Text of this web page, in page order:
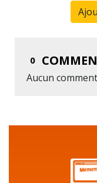
0
Aucun